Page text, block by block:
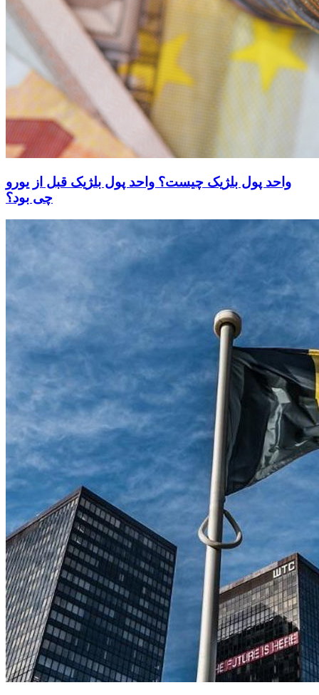
واحد پول بلژیک چیست؟ واحد پول بلژیک قبل از یورو
چی بود؟